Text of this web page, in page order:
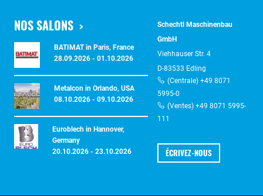
NOS SALONS
BATIMAT in Paris, France
28.09.2026 - 01.10.2026
Metalcon in Orlando, USA
08.10.2026 - 09.10.2026
Euroblech in Hannover,
Germany
20.10.2026 - 23.10.2026
Schechtl Maschinenbau
GmbH
Viehhauser Str. 4
D-83533 Edling
(Centrale) +49 8071
5995-0
(Ventes) +49 8071 5995-
111
ÉCRIVEZ-NOUS